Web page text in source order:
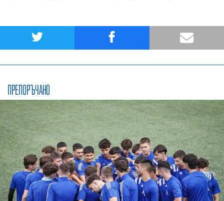
ПРЕПОРЪЧАНО